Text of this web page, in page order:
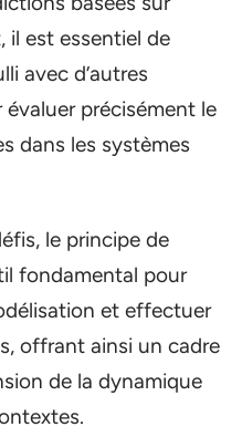
il est essentiel de
avec d’autres
précisément le
dans les systèmes
le principe de
fondamental pour
et effectuer
offrant ainsi un cadre
de la dynamique